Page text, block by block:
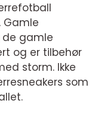
Gamle
de gamle
og er tilbehør
storm. Ikke
som